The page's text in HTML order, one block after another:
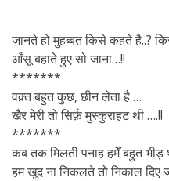
जानते हो मुहब्बत किसे कहते है..?
आँसू बहाते हुए सो जाना…!!
*******
वक़्त बहुत कुछ, छीन लेता है …
खैर मेरी तो सिर्फ़ मुस्कुराहट थी ….!!
*******
कब तक मिलती पनाह हमेँ बहुत
हम खुद ना निकलते तो निकाल दिए